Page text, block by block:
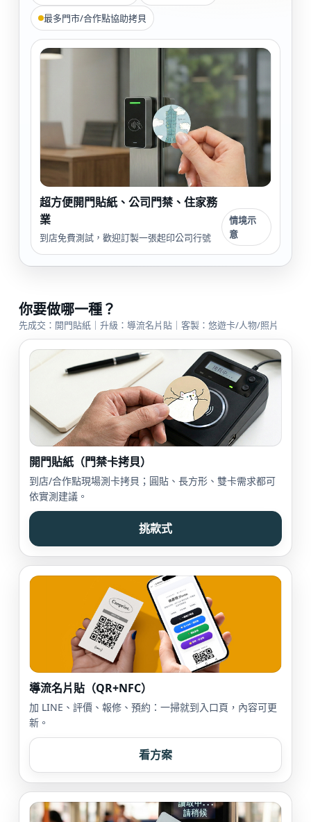
最多門市/合作點協助拷貝
超方便開門貼紙、公司門禁、住家務
業
到店免費測試，歡迎訂製一張起印公司行號
情境示
意
你要做哪一種？
先成交：開門貼紙｜升級：導流名片貼｜客製：悠遊卡/人物/照片
開門貼紙（門禁卡拷貝）
到店/合作點現場測卡拷貝；圓貼、長方形、雙卡需求都可
依實測建議。
挑款式
導流名片貼（QR+NFC）
加 LINE、評價、報修、預約：一掃就到入口頁，內容可更
新。
看方案